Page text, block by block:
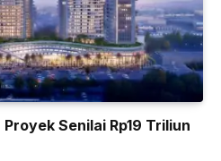
Senilai Rp19 Triliun